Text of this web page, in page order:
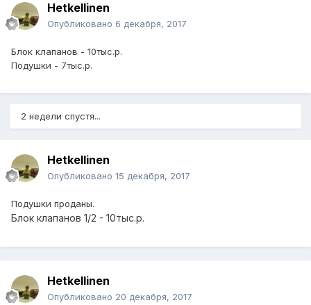
Hetkellinen
Опубликовано 6 декабря, 2017
Блок клапанов - 10тыс.р.
Подушки - 7тыс.р.
2 недели спустя...
Hetkellinen
Опубликовано 15 декабря, 2017
Подушки проданы.
Блок клапанов 1/2 - 10тыс.р.
Hetkellinen
Опубликовано 20 декабря, 2017